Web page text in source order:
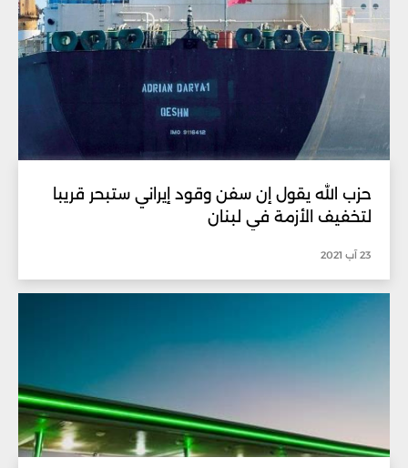
حزب الله يقول إن سفن وقود إيراني ستبحر قريبا
لتخفيف الأزمة في لبنان
23 آب 2021